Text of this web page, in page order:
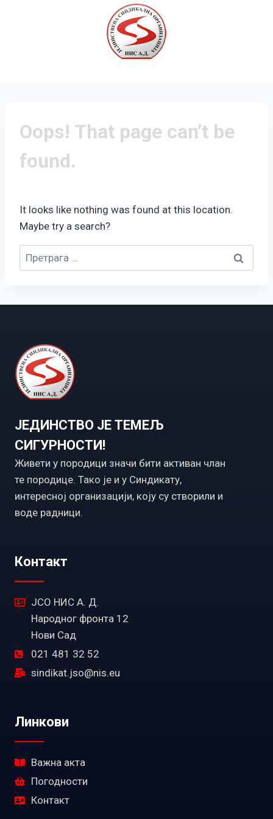
Oops! That page can’t be
found.
It looks like nothing was found at this location.
Maybe try a search?
ЈЕДИНСТВО ЈЕ ТЕМЕЉ
СИГУРНОСТИ!
Живети у породици значи бити активан члан
те породице. Тако је и у Синдикату,
интересној организацији, коју су створили и
воде радници.
Контакт
ЈСО НИС А. Д.
Народног фронта 12
Нови Сад
021 481 32 52
sindikat.jso@nis.eu
Линкови
Важна акта
Погодности
Контакт